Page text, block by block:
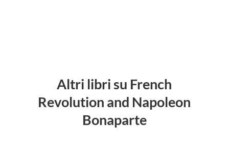
Altri libri su French
Revolution and Napoleon
Bonaparte